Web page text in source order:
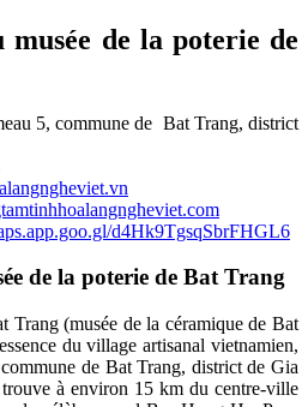
de la poterie de
5, commune de Bat Trang, district
d4Hk9TgsqSbrFHGL6
de la poterie de Bat Trang
Trang (musée de la céramique de Bat
du village artisanal vietnamien,
de Bat Trang, district de Gia
à environ 15 km du centre-ville